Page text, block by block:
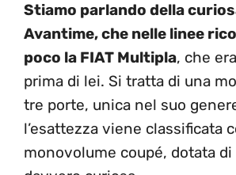
Stiamo parlando della
Avantime, che nelle linee
poco la FIAT Multipla, che
prima di lei. Si tratta di una
tre porte, unica nel suo
l’esattezza viene classificata
monovolume coupé, dotata